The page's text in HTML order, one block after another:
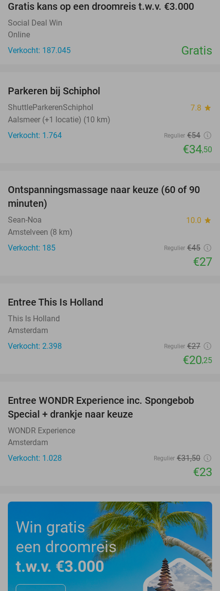
Gratis kans op een droomreis t.w.v. €3.000
Social Deal Win
Online
Verkocht: 187.045
Gratis
Parkeren bij Schiphol
ShuttleParkerenSchiphol 7.8 star
Aalsmeer (+1 locatie) (10 km)
Verkocht: 1.764
Regulier €54
€34,50
40%
Ontspanningsmassage naar keuze (60 of 90
minuten)
Sean-Noa 10.0 star
Amstelveen (8 km)
Verkocht: 185
Regulier €45
€27
Entree This Is Holland
This Is Holland
Amsterdam
Verkocht: 2.398
Regulier €27
€20,25
27%
Entree WONDR Experience inc. Spongebob
Special + drankje naar keuze
WONDR Experience
Amsterdam
Verkocht: 1.028
Regulier €31,50
€23
Win gratis
een droomreis
t.w.v. €3.000